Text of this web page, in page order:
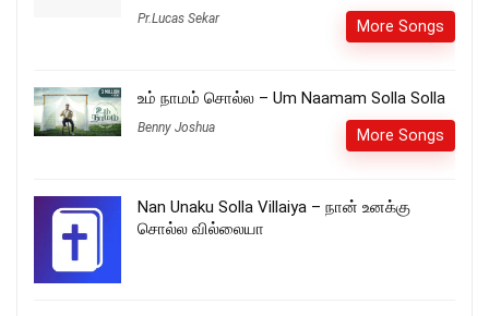
Pr.Lucas Sekar More Songs
உம் நாமம் சொல்ல – Um Naamam Solla Solla
Benny Joshua More Songs
Nan Unaku Solla Villaiya – நான் உனக்கு
சொல்ல வில்லையா